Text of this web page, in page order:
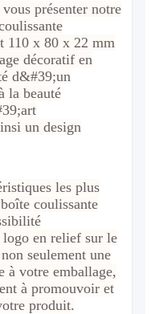
présenter notre
110 x 80 x 22 mm
décoratif en
d&#39;un
la beauté
un design
les plus
coulissante
en relief sur le
seulement une
à votre emballage,
à promouvoir et
produit.